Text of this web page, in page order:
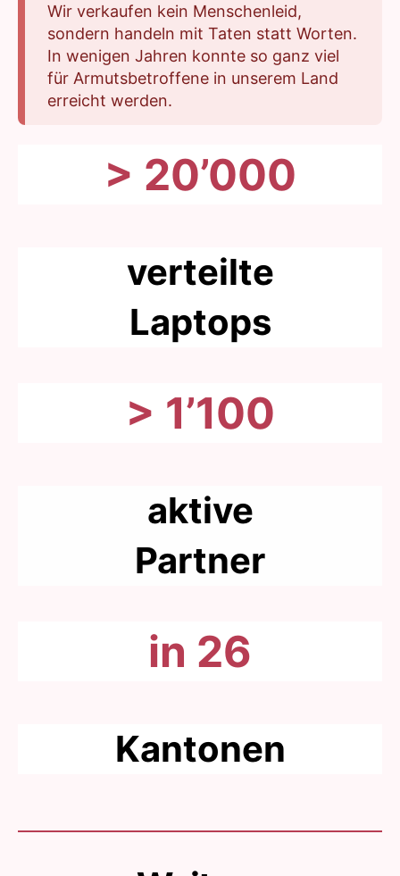
Wir verkaufen kein Menschenleid,
sondern handeln mit Taten statt Worten.
In wenigen Jahren konnte so ganz viel
für Armutsbetroffene in unserem Land
erreicht werden.
> 20’000
verteilte
Laptops
> 1’100
aktive
Partner
in 26
Kantonen